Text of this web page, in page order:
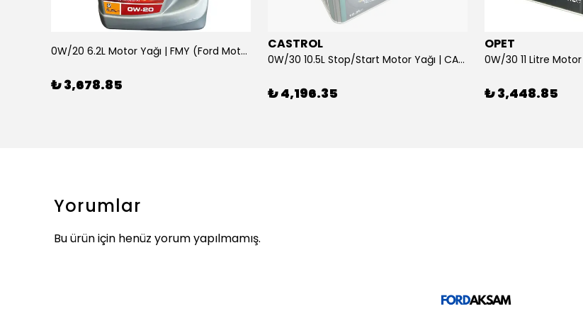
0W/20 6.2L Motor Yağı | FMY (Ford Motor Yağları)
₺ 3,678.85
CASTROL
0W/30 10.5L Stop/Start Motor Yağı | CASTROL
₺ 4,196.35
OPET
0W/30 11 Litre Motor
₺ 3,448.85
Yorumlar
Bu ürün için henüz yorum yapılmamış.